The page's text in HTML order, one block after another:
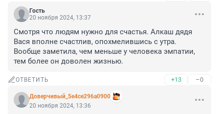
Гость
20 ноября 2024, 13:37
Смотря что людям нужно для счастья. Алкаш дядя
Вася вполне счастлив, опохмелившись с утра.
Вообще заметила, чем меньше у человека эмпатии,
тем более он доволен жизнью.
ОТВЕТИТЬ +13 –0
Доверчивый_5e4ce296a0900
20 ноября 2024, 13:36